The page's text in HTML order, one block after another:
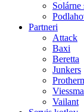
Solárne
Partneri
Attack
Baxi
Beretta
Junkers
Vailant